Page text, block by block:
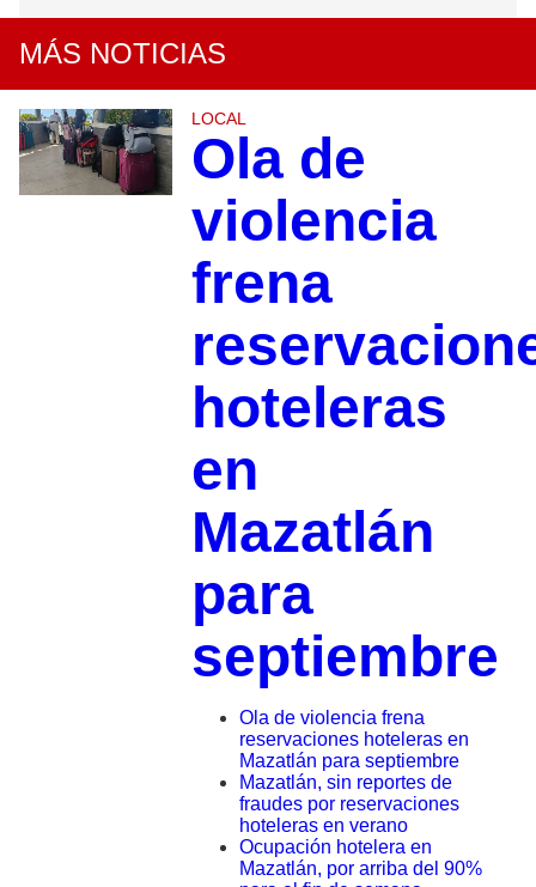
MÁS NOTICIAS
LOCAL
Ola de
violencia
frena
hoteleras
en
Mazatlán
para
septiembre
Ola de violencia frena
reservaciones hoteleras en
Mazatlán para septiembre
Mazatlán, sin reportes de
fraudes por reservaciones
hoteleras en verano
Ocupación hotelera en
Mazatlán, por arriba del 90%